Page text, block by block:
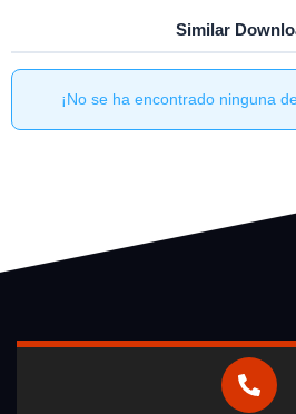
Similar
¡No se ha encontrado ninguna